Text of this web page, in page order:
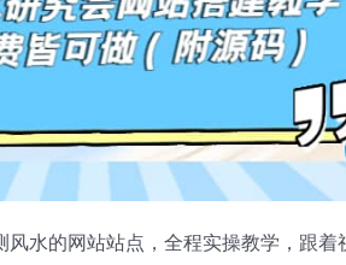
水的网站站点，全程实操教学，跟